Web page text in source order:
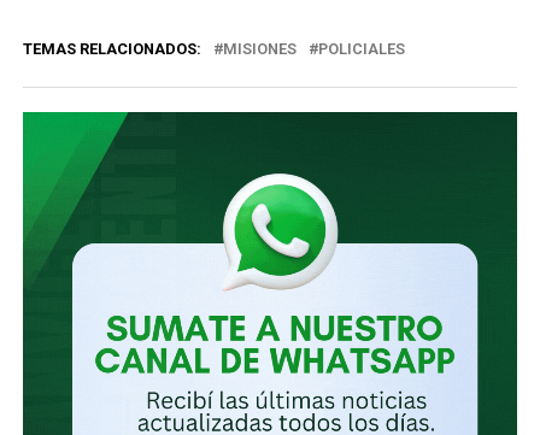
electrónico…
TEMAS RELACIONADOS: MISIONES POLICIALES